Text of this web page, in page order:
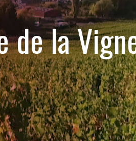
de la